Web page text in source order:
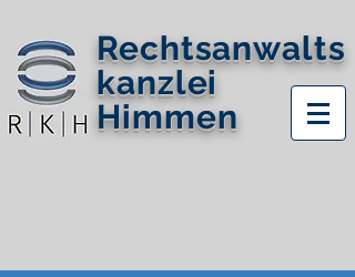
Rechtsanwalts
kanzlei
Himmen